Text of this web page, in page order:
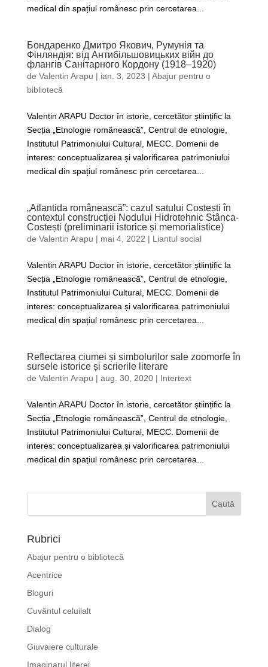
medical din spațiul românesc prin cercetarea...
Бондаренко Дмитро Якович, Румунiя та
Фiнляндiя: вiд Антибiльшовицьких вiйн до
флангiв Санiтарного Кордону (1918–1920)
de Valentin Arapu | ian. 3, 2023 | Abajur pentru o
bibliotecă
Valentin ARAPU Doctor în istorie, cercetător științific la
Secția „Etnologie românească”, Centrul de etnologie,
Institutul Patrimoniului Cultural, MECC. Domenii de
interes: conceptualizarea și valorificarea patrimoniului
medical din spațiul românesc prin cercetarea...
„Atlantida românească”: cazul satului Costești în
contextul construcției Nodului Hidrotehnic Stânca-
Costești (preliminarii istorice și memorialistice)
de Valentin Arapu | mai 4, 2022 | Liantul social
Valentin ARAPU Doctor în istorie, cercetător științific la
Secția „Etnologie românească”, Centrul de etnologie,
Institutul Patrimoniului Cultural, MECC. Domenii de
interes: conceptualizarea și valorificarea patrimoniului
medical din spațiul românesc prin cercetarea...
Reflectarea ciumei și simbolurilor sale zoomorfe în
sursele istorice și scrierile literare
de Valentin Arapu | aug. 30, 2020| Intertext
Valentin ARAPU Doctor în istorie, cercetător științific la
Secția „Etnologie românească”, Centrul de etnologie,
Institutul Patrimoniului Cultural, MECC. Domenii de
interes: conceptualizarea și valorificarea patrimoniului
medical din spațiul românesc prin cercetarea...
Rubrici
Abajur pentru o bibliotecă
Acentrice
Bloguri
Cuvântul celuilalt
Dialog
Giuvaiere culturale
Imaginarul literei